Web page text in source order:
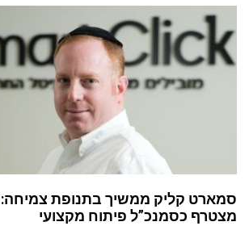
סמארט קליק ממשיך בתנופת צמיחה:
מצטרף כסמנכ”ל פיתוח מקצועי